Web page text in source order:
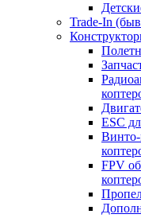
Trade-In
ESC
Винто-
FPV